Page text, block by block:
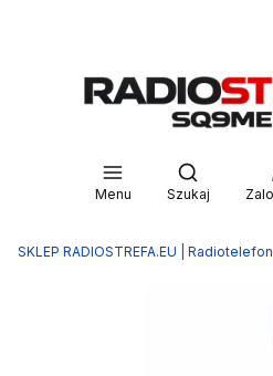
Menu
Otwórz
Szukaj
SKLEP RADIOSTREFA.EU |